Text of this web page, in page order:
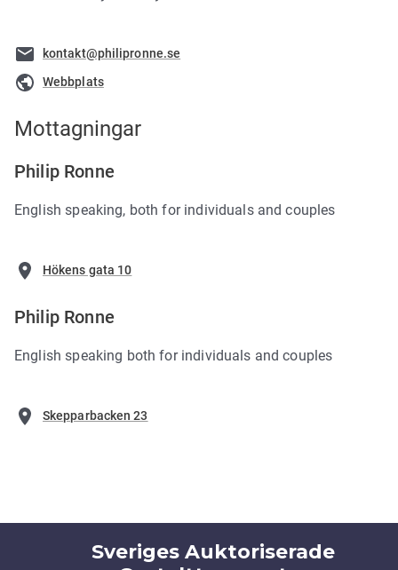
kontakt@philipronne.se
Webbplats
Mottagningar
Philip Ronne
English speaking, both for individuals and couples
Hökens gata 10
Philip Ronne
English speaking both for individuals and couples
Skepparbacken 23
Sveriges Auktoriserade